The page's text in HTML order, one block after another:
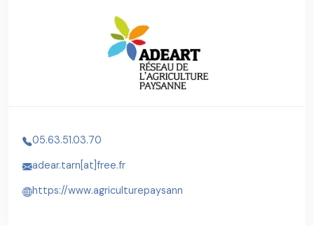
05.63.51.03.70
adear.tarn[at]free.fr
https://www.agriculturepaysann